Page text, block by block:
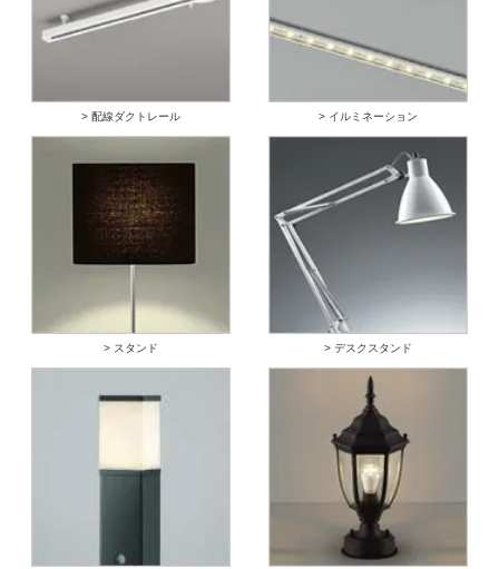
> 配線ダクトレール > イルミネーション
> スタンド > デスクスタンド